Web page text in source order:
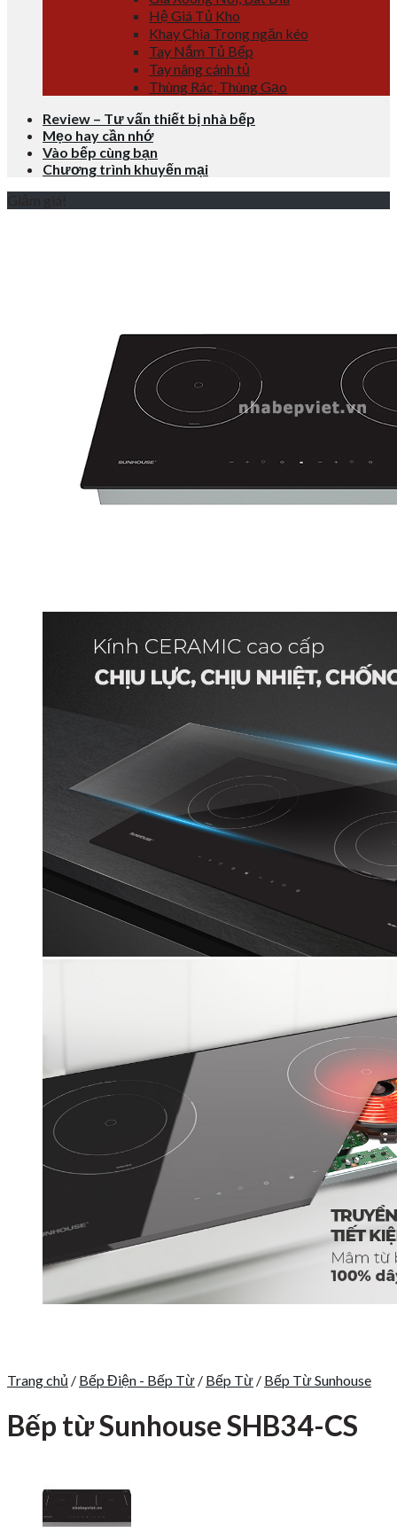
Hệ Giá Tủ Kho
Khay Chia Trong ngăn kéo
Tay Nắm Tủ Bếp
Tay nâng cánh tủ
Thùng Rác, Thùng Gạo
Review – Tư vấn thiết bị nhà bếp
Mẹo hay cần nhớ
Vào bếp cùng bạn
Chương trình khuyến mại
Trang chủ / Bếp Điện - Bếp Từ / Bếp Từ / Bếp Từ Sunhouse
Bếp từ Sunhouse SHB34-CS